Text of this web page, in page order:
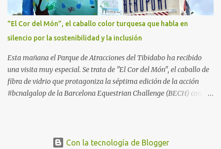
metros de la playa, se encuentra el Palma Aquarium, un lugar
donde grandes y pequeños quedarán fascinados con los 8.000
ejemplares de 700 especies distintas procedentes del Mediterráneo
y los océanos Índico, Atlántico y Pacífico. El recorrido por el
acuario se plantea como un viaje a...
"El Cor del Món”, el caballo color turquesa que habla en
silencio por la sostenibilidad y la inclusión
Esta mañana el Parque de Atracciones del Tibidabo ha recibido
una visita muy especial. Se trata de "El Cor del Món", el caballo de
fibra de vidrio que protagoniza la séptima edición de la acción
#bcnalgalop de la Barcelona Equestrian Challenge (BECH) con el
del CSIO Barcelona, ​​la competición hípica del año. "El Cor del
Con la tecnología de Blogger